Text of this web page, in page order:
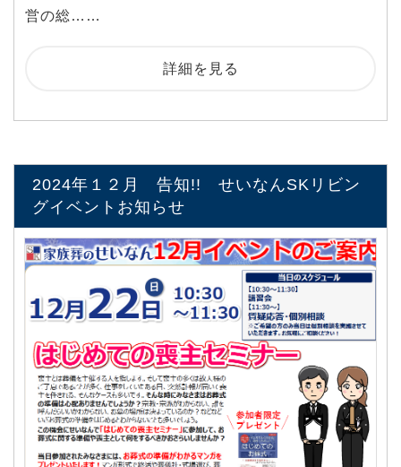
営の総……
詳細を見る
2024年１２月 告知!! せいなんSKリビン
グイベントお知らせ